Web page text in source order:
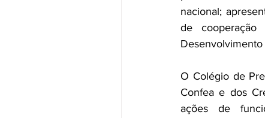
nacional;
de
O Colégio de
Confea e dos
ações de